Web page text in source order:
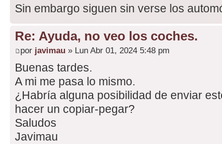
Offset( 0.0, 1.2, -8.3 )
)
)
(
Shape( "c_2cv-rojo.s" )
Offset( 0.0, 0.892, 1.01 )
)
FreightAnimStatic
(
SubType( Default )
Shape( "rlt6gren.s" )
Offset( 0.0, 0.892, -3.2 )
)
Sin embargo siguen sin verse los
Re: Ayuda, no veo los coches.
por javimau » Lun Abr 01, 2024 5:48 pm
Buenas tardes.
A mi me pasa lo mismo.
¿Habría alguna posibilidad de enviar
hacer un copiar-pegar?
Saludos
Javimau